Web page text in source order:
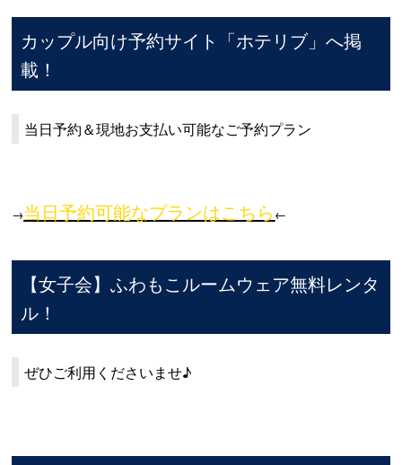
カップル向け予約サイト「ホテリブ」へ掲
載！
当日予約＆現地お支払い可能なご予約プラン
→当日予約可能なプランはこちら ←
【女子会】ふわもこルームウェア無料レンタ
ル！
ぜひご利用くださいませ♪